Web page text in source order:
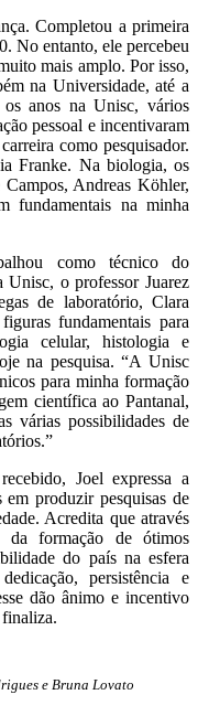
Completou a primeira
No entanto, ele percebeu
mais amplo. Por isso,
na Universidade, até a
anos na Unisc, vários
pessoal e incentivaram
como pesquisador.
Franke. Na biologia, os
Andreas Köhler,
fundamentais na minha
como técnico do
o professor Juarez
de laboratório, Clara
fundamentais para
celular, histologia e
na pesquisa. “A Unisc
para minha formação
científica ao Pantanal,
várias possibilidades de
Joel expressa a
em produzir pesquisas de
Acredita que através
da formação de ótimos
do país na esfera
persistência e
dão ânimo e incentivo
e Bruna Lovato